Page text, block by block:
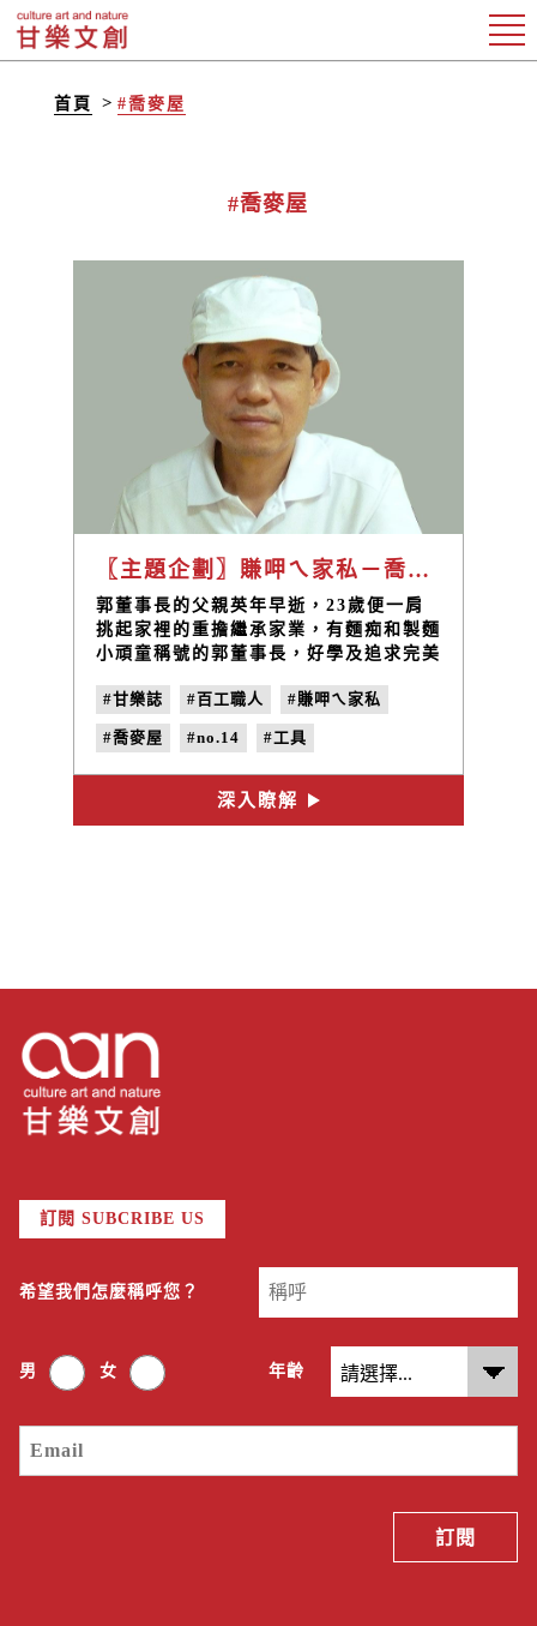
首頁 #喬麥屋
#喬麥屋
〖主題企劃〗賺呷ㄟ家私－喬麥屋的靈魂人物 / 郭吳乞、廖克燦
郭董事長的父親英年早逝，23歲便一肩
挑起家裡的重擔繼承家業，有麵痴和製麵
小頑童稱號的郭董事長，好學及追求完美
合所學的機械專長，開啟台灣機器製麵的
另一頁。
#甘樂誌 #百工職人 #賺呷ㄟ家私
#喬麥屋 #no.14 #工具
深入瞭解
訂閱 SUBCRIBE US
希望我們怎麼稱呼您？
男 女 年齡